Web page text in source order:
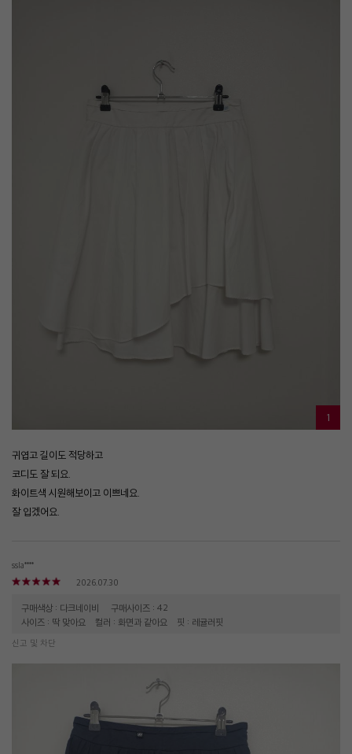
1
귀엽고 길이도 적당하고
코디도 잘 되요.
화이트색 시원해보이고 이쁘네요.
잘 입겠어요.
ssla****
2026.07.30
구매색상 : 다크네이비
구매사이즈 : 42
사이즈 : 딱 맞아요
컬러 : 화면과 같아요 핏 : 레귤러핏
신고 및 차단